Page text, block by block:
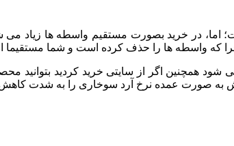
در خرید بصورت مستقیم واسطه ها زیاد می
واسطه ها را حذف کرده است و شما مستقیما از
همچنین اگر از سایتی خرید کردید بتوانید
به صورت عمده نرخ آرد سوخاری را به شدت کاهش